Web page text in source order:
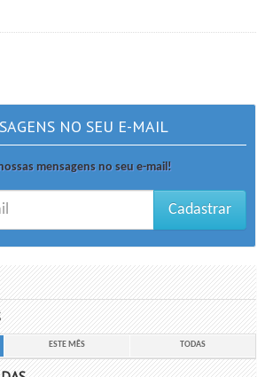
NO SEU E-MAIL
mensagens no seu e-mail!
Cadastrar
ESTE MÊS TODAS